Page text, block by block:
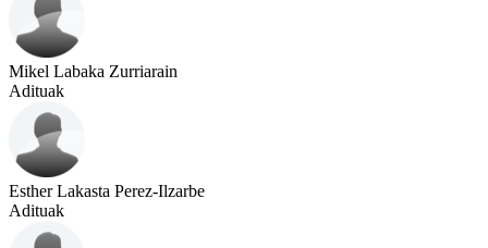
Mikel Labaka Zurriarain
Adituak
Esther Lakasta Perez-Ilzarbe
Adituak